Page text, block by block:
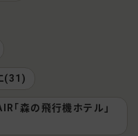
(31)
「森の飛行機ホテル」